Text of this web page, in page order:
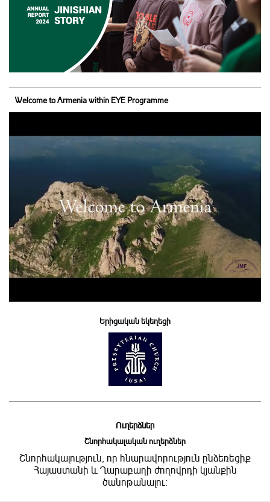
Welcome to Armenia within EYE Programme
Երիցական եկեղեցի
Ուղերձներ
Շնորհակալական ուղերձներ
Շնորհակալություն, որ հնարավորություն ընձեռեցիք
Հայաստանի և Ղարաբաղի ժողովրդի կյանքին
ծանոթանալու: